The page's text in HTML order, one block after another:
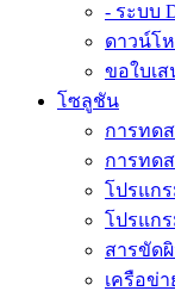
- ระบบ
ดาวน์โ
ขอใบเ
โซลูชัน
การทด
การทด
โปรแก
โปรแก
สารขัด
เครือข่